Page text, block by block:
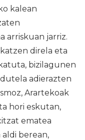
kalean
arriskuan jarriz.
direla eta
bizilagunen
adierazten
Arartekoak
hori eskutan,
ematea
aldi berean,